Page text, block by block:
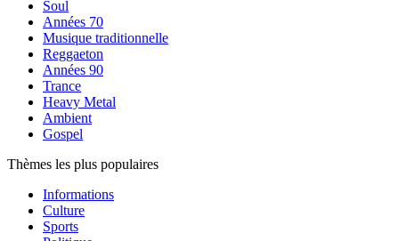
Soul
Années 70
Musique traditionnelle
Reggaeton
Années 90
Trance
Heavy Metal
Ambient
Gospel
Thèmes les plus populaires
Informations
Culture
Sports